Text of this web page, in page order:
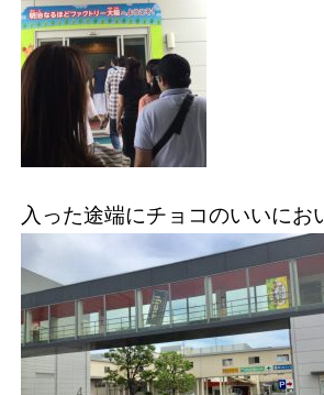
入った途端にチョコのいいにお